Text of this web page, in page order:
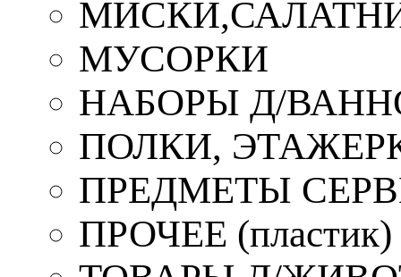
МУСОРКИ
НАБОРЫ Д/
ПОЛКИ,
ПРЕДМЕТЫ
ПРОЧЕЕ (пластик)